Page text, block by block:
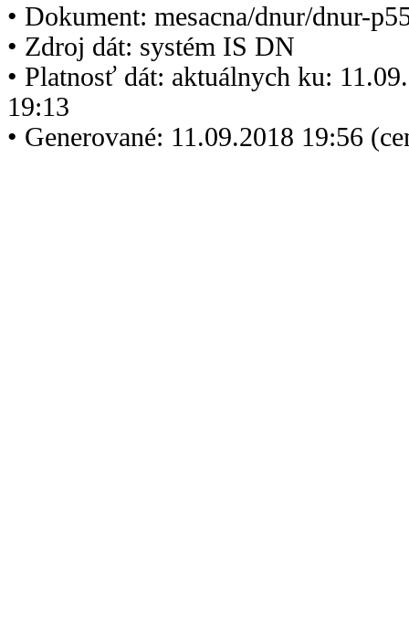
• Dokument: mesacna/dnur/dnur-
• Zdroj dát: systém IS DN
• Platnosť dát: aktuálnych ku:
19:13
• Generované: 11.09.2018 19:56